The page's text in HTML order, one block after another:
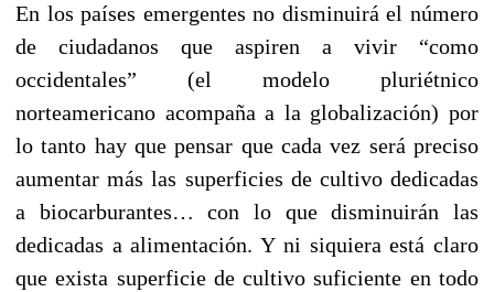
En los países emergentes no disminuirá el número
de ciudadanos que aspiren a vivir “como
occidentales” (el modelo pluriétnico
norteamericano acompaña a la globalización) por
lo tanto hay que pensar que cada vez será preciso
aumentar más las superficies de cultivo dedicadas
a biocarburantes… con lo que disminuirán las
dedicadas a alimentación. Y ni siquiera está claro
que exista superficie de cultivo suficiente en todo